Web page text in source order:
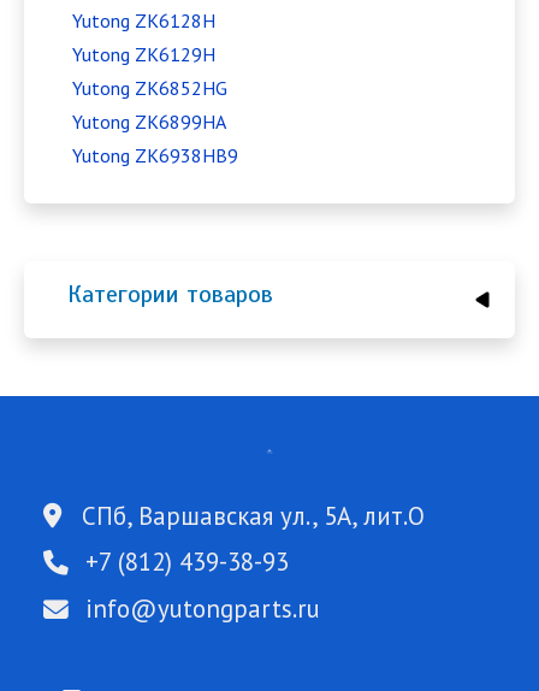
Yutong ZK6128H
Yutong ZK6129H
Yutong ZK6852HG
Yutong ZK6899HA
Yutong ZK6938HB9
Категории товаров
СПб, Варшавская ул., 5А, лит.О
+7 (812) 439-38-93
info@yutongparts.ru